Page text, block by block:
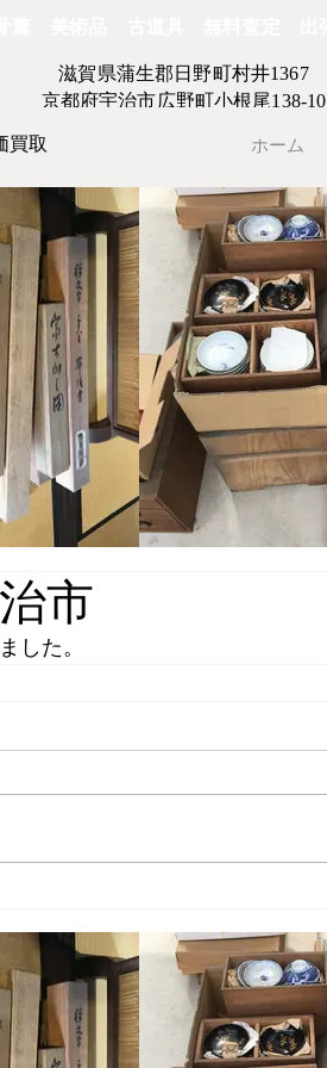
滋賀県蒲生郡日野町村井1367
京都府宇治市広野町小根尾138-10
買取 ホーム
市
した。